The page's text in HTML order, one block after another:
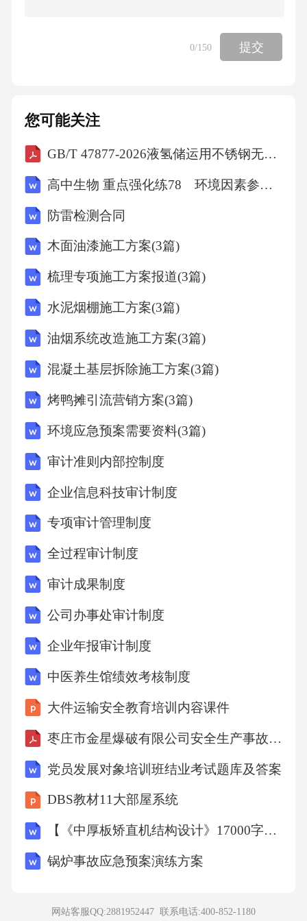
0/150 提交
您可能关注
GB/T 47877-2026液氢储运用不锈钢无缝钢管
高中生物 重点强化练78 环境因素参与调节植物的生命活动
防雷检测合同
木面油漆施工方案(3篇)
梳理专项施工方案报道(3篇)
水泥烟棚施工方案(3篇)
油烟系统改造施工方案(3篇)
混凝土基层拆除施工方案(3篇)
烤鸭摊引流营销方案(3篇)
环境应急预案需要资料(3篇)
审计准则内部控制度
企业信息科技审计制度
专项审计管理制度
全过程审计制度
审计成果制度
公司办事处审计制度
企业年报审计制度
中医养生馆绩效考核制度
大件运输安全教育培训内容课件
枣庄市金星爆破有限公司安全生产事故应急预案1
党员发展对象培训班结业考试题库及答案
DBS教材11大部屋系统
【《中厚板矫直机结构设计》17000字（论文）】
锅炉事故应急预案演练方案
网站客服QQ:2881952447 联系电话:400-852-1180